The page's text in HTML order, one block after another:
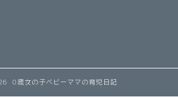
0歳女の子ベビーママの育児日記